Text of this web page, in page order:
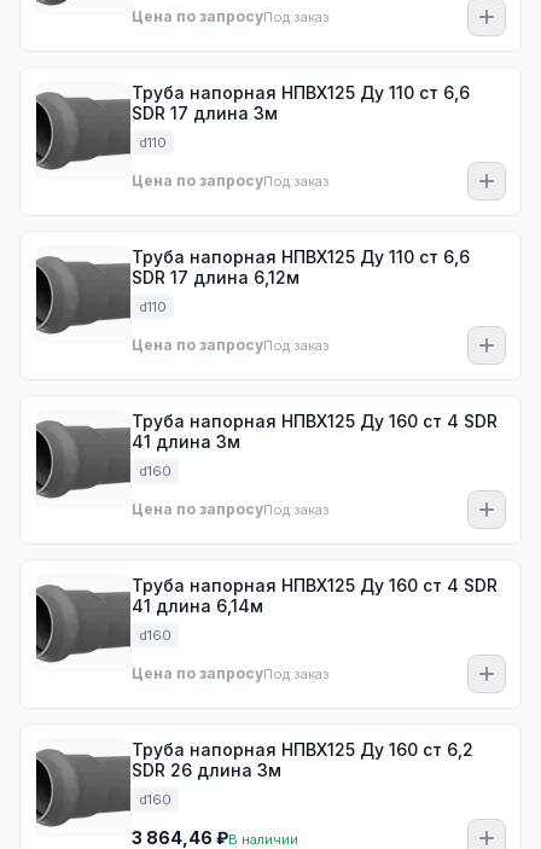
Цена по запросуПод заказ
Труба напорная НПВХ125 Ду 110 ст 6,6
SDR 17 длина 3м
d110
Цена по запросуПод заказ
Труба напорная НПВХ125 Ду 110 ст 6,6
SDR 17 длина 6,12м
d110
Цена по запросуПод заказ
Труба напорная НПВХ125 Ду 160 ст 4 SDR
41 длина 3м
d160
Цена по запросуПод заказ
Труба напорная НПВХ125 Ду 160 ст 4 SDR
41 длина 6,14м
d160
Цена по запросуПод заказ
Труба напорная НПВХ125 Ду 160 ст 6,2
SDR 26 длина 3м
d160
3 864,46 ₽В наличии